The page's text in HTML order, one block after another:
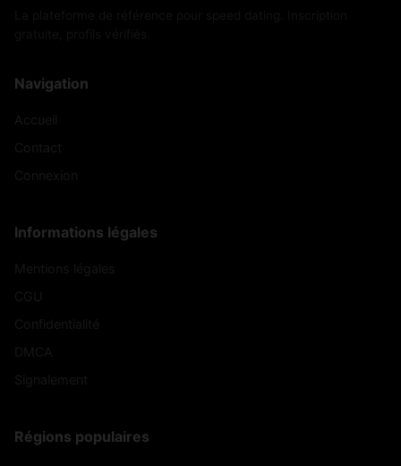
Navigation
Informations légales
Régions populaires